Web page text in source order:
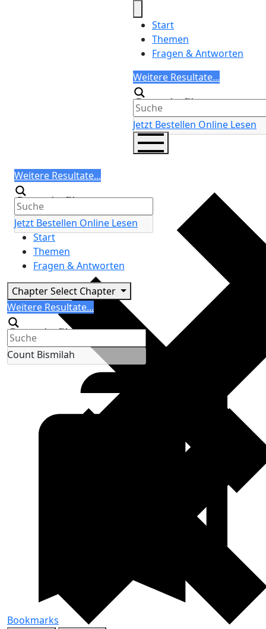
Start
Themen
Fragen & Antworten
Search
Weitere Resultate...
Generic filters
Jetzt Bestellen Online Lesen
Search
Weitere Resultate...
Generic filters
Jetzt Bestellen Online Lesen
Start
Themen
Fragen & Antworten
ChapterSelect Chapter
Search
Weitere Resultate...
Generic filters
Count Bismilah
Bookmarks